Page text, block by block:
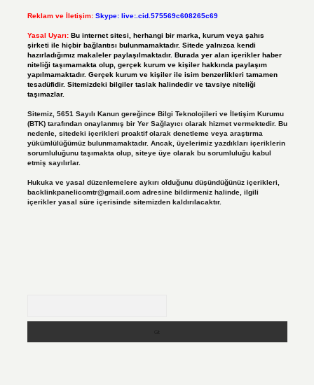
Reklam ve İletişim: Skype: live:.cid.575569c608265c69
Yasal Uyarı: Bu internet sitesi, herhangi bir marka, kurum veya şahıs
şirketi ile hiçbir bağlantısı bulunmamaktadır. Sitede yalnızca kendi
hazırladığımız makaleler paylaşılmaktadır. Burada yer alan içerikler haber
niteliği taşımamakta olup, gerçek kurum ve kişiler hakkında paylaşım
yapılmamaktadır. Gerçek kurum ve kişiler ile isim benzerlikleri tamamen
tesadüfidir. Sitemizdeki bilgiler taslak halindedir ve tavsiye niteliği
taşımazlar.
Sitemiz, 5651 Sayılı Kanun gereğince Bilgi Teknolojileri ve İletişim Kurumu
(BTK) tarafından onaylanmış bir Yer Sağlayıcı olarak hizmet vermektedir. Bu
nedenle, sitedeki içerikleri proaktif olarak denetleme veya araştırma
yükümlülüğümüz bulunmamaktadır. Ancak, üyelerimiz yazdıkları içeriklerin
sorumluluğunu taşımakta olup, siteye üye olarak bu sorumluluğu kabul
etmiş sayılırlar.
Hukuka ve yasal düzenlemelere aykırı olduğunu düşündüğünüz içerikleri,
backlinkpanelicomtr@gmail.comadresine bildirmeniz halinde, ilgili
içerikler yasal süre içerisinde sitemizden kaldırılacaktır.